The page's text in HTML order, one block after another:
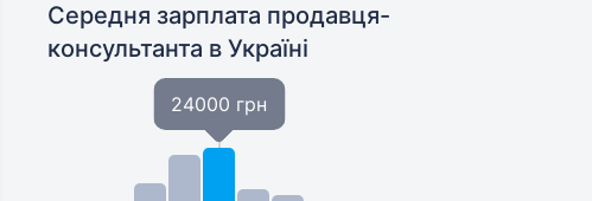
Середня зарплата продавця-
консультанта в Україні
24000 грн